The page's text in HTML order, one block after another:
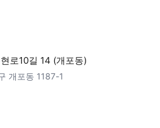
로10길 14 (개포동)
개포동 1187-1